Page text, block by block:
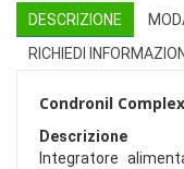
DESCRIZIONE
RICHIEDI INFORMAZIONI
Condronil Complex
Descrizione
Integratore